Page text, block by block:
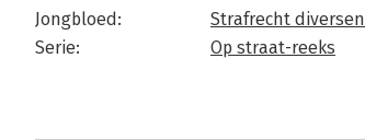
Jongbloed:
Strafrecht diversen
Serie:
Op straat-reeks